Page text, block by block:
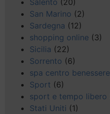
San Marino (2)
Sardegna (12)
shopping online (3)
Sicilia (22)
Sorrento (6)
spa centro benessere
Sport (6)
sport e tempo libero
Stati Uniti (1)